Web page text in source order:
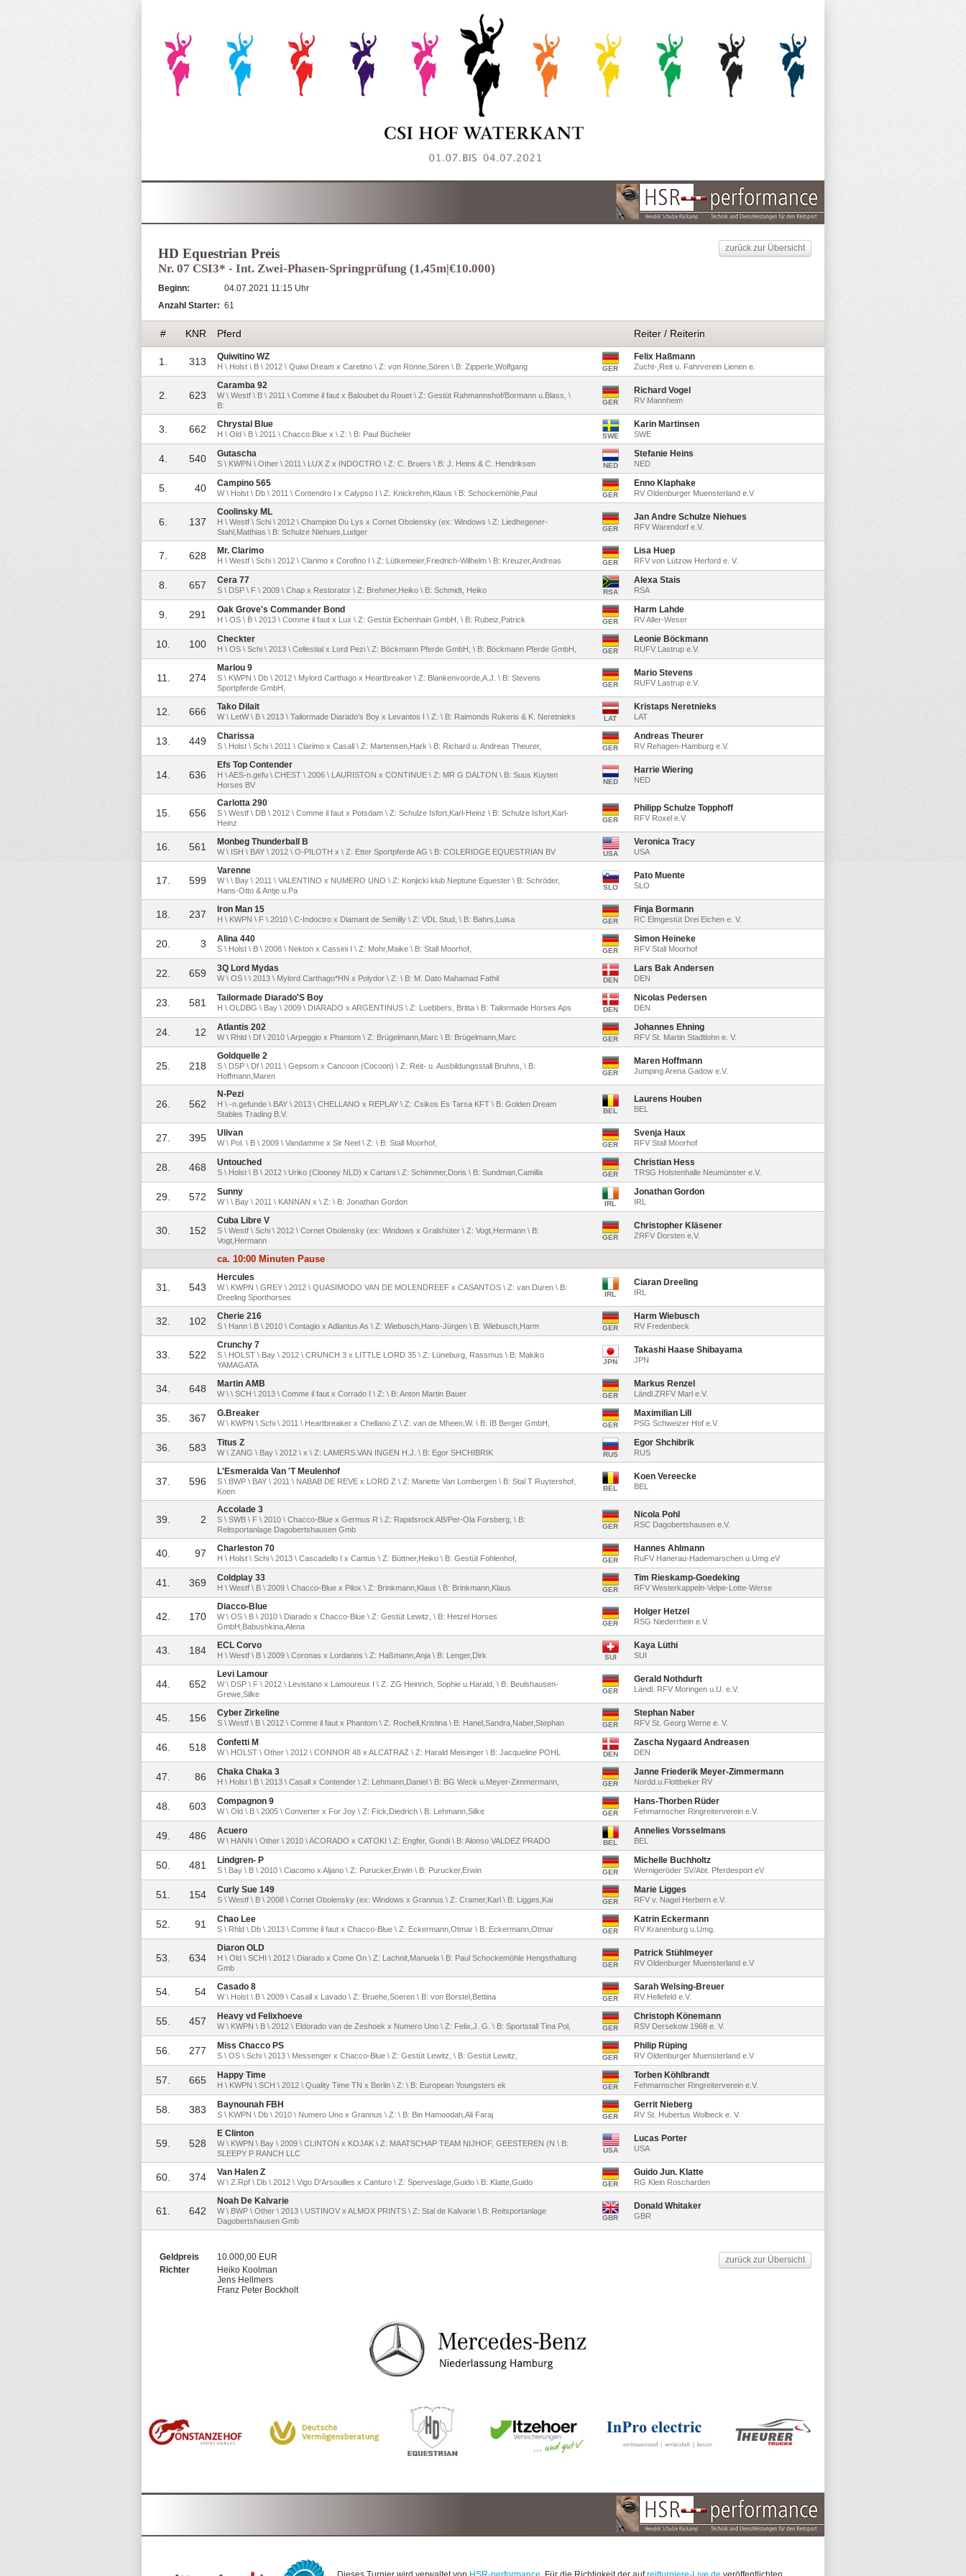
zurück zur Übersicht
HD Equestrian Preis
Nr. 07 CSI3* - Int. Zwei-Phasen-Springprüfung (1,45m|€10.000)
Beginn:
04.07.2021 11:15 Uhr
Anzahl Starter: 61
# KNR Pferd Reiter / Reiterin
1. 313 Quiwitino WZ
H \ Holst \ B \ 2012 \ Quiwi Dream x Caretino \ Z: von Rönne,Sören \ B: Zipperle,Wolfgang GER
Felix Haßmann
Zucht-,Reit u. Fahrverein Lienen e.
2. 623
Caramba 92
W \ Westf \ B \ 2011 \ Comme il faut x Baloubet du Rouet \ Z: Gestüt Rahmannshof/Bormann u.Blass, \
B:
GER
Richard Vogel
RV Mannheim
3. 662 Chrystal Blue
H \ Old \ B \ 2011 \ Chacco.Blue x \ Z: \ B: Paul Bücheler SWE
Karin Martinsen
SWE
4. 540 Gutascha
S \ KWPN \ Other \ 2011 \ LUX Z x INDOCTRO \ Z: C. Bruers \ B: J. Heins & C. Hendriksen NED
Stefanie Heins
NED
5. 40 Campino 565
W \ Holst \ Db \ 2011 \ Contendro I x Calypso I \ Z: Knickrehm,Klaus \ B: Schockemöhle,Paul GER
Enno Klaphake
RV Oldenburger Muensterland e.V
6. 137
Coolinsky ML
H \ Westf \ Schi \ 2012 \ Champion Du Lys x Cornet Obolensky (ex: Windows \ Z: Liedhegener-
Stahl,Matthias \ B: Schulze Niehues,Ludger
GER
Jan Andre Schulze Niehues
RFV Warendorf e.V.
7. 628 Mr. Clarimo
H \ Westf \ Schi \ 2012 \ Clarimo x Corofino I \ Z: Lütkemeier,Friedrich-Wilhelm \ B: Kreuzer,Andreas GER
Lisa Huep
RFV von Lützow Herford e. V.
8. 657 Cera 77
S \ DSP \ F \ 2009 \ Chap x Restorator \ Z: Brehmer,Heiko \ B: Schmidt, Heiko RSA
Alexa Stais
RSA
9. 291 Oak Grove's Commander Bond
H \ OS \ B \ 2013 \ Comme il faut x Lux \ Z: Gestüt Eichenhain GmbH, \ B: Rubeiz,Patrick GER
Harm Lahde
RV Aller-Weser
10. 100 Checkter
H \ OS \ Schi \ 2013 \ Cellestial x Lord Pezi \ Z: Böckmann Pferde GmbH, \ B: Böckmann Pferde GmbH, GER
Leonie Böckmann
RUFV Lastrup e.V.
11. 274
Marlou 9
S \ KWPN \ Db \ 2012 \ Mylord Carthago x Heartbreaker \ Z: Blankenvoorde,A.J. \ B: Stevens
Sportpferde GmbH,
GER
Mario Stevens
RUFV Lastrup e.V.
12. 666 Tako Dilait
W \ LetW \ B \ 2013 \ Tailormade Diarado's Boy x Levantos I \ Z: \ B: Raimonds Rukeris & K. Neretnieks LAT
Kristaps Neretnieks
LAT
13. 449 Charissa
S \ Holst \ Schi \ 2011 \ Clarimo x Casall \ Z: Martensen,Hark \ B: Richard u. Andreas Theurer, GER
Andreas Theurer
RV Rehagen-Hamburg e.V.
14. 636
Efs Top Contender
H \ AES-n.gefu \ CHEST \ 2006 \ LAURISTON x CONTINUE \ Z: MR G DALTON \ B: Suus Kuyten
Horses BV
NED
Harrie Wiering
NED
15. 656
Carlotta 290
S \ Westf \ DB \ 2012 \ Comme il faut x Potsdam \ Z: Schulze Isfort,Karl-Heinz \ B: Schulze Isfort,Karl-
Heinz
GER
Philipp Schulze Topphoff
RFV Roxel e.V.
16. 561 Monbeg Thunderball B
W \ ISH \ BAY \ 2012 \ O-PILOTH x \ Z: Etter Sportpferde AG \ B: COLERIDGE EQUESTRIAN BV USA
Veronica Tracy
USA
17. 599
Varenne
W \ \ Bay \ 2011 \ VALENTINO x NUMERO UNO \ Z: Konjicki klub Neptune Equester \ B: Schröder,
Hans-Otto & Antje u.Pa
SLO
Pato Muente
SLO
18. 237 Iron Man 15
H \ KWPN \ F \ 2010 \ C-Indoctro x Diamant de Semilly \ Z: VDL Stud, \ B: Bahrs,Luisa GER
Finja Bormann
RC Elmgestüt Drei Eichen e. V.
20. 3 Alina 440
S \ Holst \ B \ 2008 \ Nekton x Cassini I \ Z: Mohr,Maike \ B: Stall Moorhof, GER
Simon Heineke
RFV Stall Moorhof
22. 659 3Q Lord Mydas
W \ OS \ \ 2013 \ Mylord Carthago*HN x Polydor \ Z: \ B: M. Dato Mahamad Fathil DEN
Lars Bak Andersen
DEN
23. 581 Tailormade Diarado'S Boy
H \ OLDBG \ Bay \ 2009 \ DIARADO x ARGENTINUS \ Z: Luebbers, Britta \ B: Tailormade Horses Aps DEN
Nicolas Pedersen
DEN
24. 12 Atlantis 202
W \ Rhld \ Df \ 2010 \ Arpeggio x Phantom \ Z: Brügelmann,Marc \ B: Brügelmann,Marc GER
Johannes Ehning
RFV St. Martin Stadtlohn e. V.
25. 218
Goldquelle 2
S \ DSP \ Df \ 2011 \ Gepsom x Cancoon (Cocoon) \ Z: Reit- u. Ausbildungsstall Bruhns, \ B:
Hoffmann,Maren
GER
Maren Hoffmann
Jumping Arena Gadow e.V.
26. 562
N-Pezi
H \ -n.gefunde \ BAY \ 2013 \ CHELLANO x REPLAY \ Z: Csikos Es Tarsa KFT \ B: Golden Dream
Stables Trading B.V.
BEL
Laurens Houben
BEL
27. 395 Ulivan
W \ Pol. \ B \ 2009 \ Vandamme x Sir Neel \ Z: \ B: Stall Moorhof, GER
Svenja Haux
RFV Stall Moorhof
28. 468 Untouched
S \ Holst \ B \ 2012 \ Uriko (Clooney NLD) x Cartani \ Z: Schimmer,Doris \ B: Sundman,Camilla GER
Christian Hess
TRSG Holstenhalle Neumünster e.V.
29. 572 Sunny
W \ \ Bay \ 2011 \ KANNAN x \ Z: \ B: Jonathan Gordon IRL
Jonathan Gordon
IRL
30. 152
Cuba Libre V
S \ Westf \ Schi \ 2012 \ Cornet Obolensky (ex: Windows x Gralshüter \ Z: Vogt,Hermann \ B:
Vogt,Hermann
GER
Christopher Kläsener
ZRFV Dorsten e.V.
ca. 10:00 Minuten Pause
31. 543
Hercules
W \ KWPN \ GREY \ 2012 \ QUASIMODO VAN DE MOLENDREEF x CASANTOS \ Z: van Duren \ B:
Dreeling Sporthorses
IRL
Ciaran Dreeling
IRL
32. 102 Cherie 216
S \ Hann \ B \ 2010 \ Contagio x Adlantus As \ Z: Wiebusch,Hans-Jürgen \ B: Wiebusch,Harm GER
Harm Wiebusch
RV Fredenbeck
33. 522
Crunchy 7
S \ HOLST \ Bay \ 2012 \ CRUNCH 3 x LITTLE LORD 35 \ Z: Lüneburg, Rassmus \ B: Makiko
YAMAGATA
JPN
Takashi Haase Shibayama
JPN
34. 648 Martin AMB
W \ \ SCH \ 2013 \ Comme il faut x Corrado I \ Z: \ B: Anton Martin Bauer GER
Markus Renzel
Ländl.ZRFV Marl e.V.
35. 367 G.Breaker
W \ KWPN \ Schi \ 2011 \ Heartbreaker x Chellano Z \ Z: van de Mheen,W. \ B: IB Berger GmbH, GER
Maximilian Lill
PSG Schweizer Hof e.V.
36. 583 Titus Z
W \ ZANG \ Bay \ 2012 \ x \ Z: LAMERS.VAN INGEN H.J. \ B: Egor SHCHIBRIK RUS
Egor Shchibrik
RUS
37. 596
L'Esmeralda Van 'T Meulenhof
S \ BWP \ BAY \ 2011 \ NABAB DE REVE x LORD Z \ Z: Mariette Van Lombergen \ B: Stal T Ruytershof,
Koen
BEL
Koen Vereecke
BEL
39. 2
Accolade 3
S \ SWB \ F \ 2010 \ Chacco-Blue x Germus R \ Z: Rapidsrock AB/Per-Ola Forsberg, \ B:
Reitsportanlage Dagobertshausen Gmb
GER
Nicola Pohl
RSC Dagobertshausen e.V.
40. 97 Charleston 70
H \ Holst \ Schi \ 2013 \ Cascadello I x Cantus \ Z: Büttner,Heiko \ B: Gestüt Fohlenhof, GER
Hannes Ahlmann
RuFV Hanerau-Hademarschen u.Umg.eV
41. 369 Coldplay 33
H \ Westf \ B \ 2009 \ Chacco-Blue x Pilox \ Z: Brinkmann,Klaus \ B: Brinkmann,Klaus GER
Tim Rieskamp-Goedeking
RFV Westerkappeln-Velpe-Lotte-Werse
42. 170
Diacco-Blue
W \ OS \ B \ 2010 \ Diarado x Chacco-Blue \ Z: Gestüt Lewitz, \ B: Hetzel Horses
GmbH,Babushkina,Alena
GER
Holger Hetzel
RSG Niederrhein e.V.
43. 184 ECL Corvo
H \ Westf \ B \ 2009 \ Coronas x Lordanos \ Z: Haßmann,Anja \ B: Lenger,Dirk SUI
Kaya Lüthi
SUI
44. 652
Levi Lamour
W \ DSP \ F \ 2012 \ Levistano x Lamoureux I \ Z: ZG Heinrich, Sophie u.Harald, \ B: Beulshausen-
Grewe,Silke
GER
Gerald Nothdurft
Ländl. RFV Moringen u.U. e.V.
45. 156 Cyber Zirkeline
S \ Westf \ B \ 2012 \ Comme il faut x Phantom \ Z: Rochell,Kristina \ B: Hanel,Sandra,Naber,Stephan GER
Stephan Naber
RFV St. Georg Werne e. V.
46. 518 Confetti M
W \ HOLST \ Other \ 2012 \ CONNOR 48 x ALCATRAZ \ Z: Harald Meisinger \ B: Jacqueline POHL DEN
Zascha Nygaard Andreasen
DEN
47. 86 Chaka Chaka 3
H \ Holst \ B \ 2013 \ Casall x Contender \ Z: Lehmann,Daniel \ B: BG Weck u.Meyer-Zimmermann, GER
Janne Friederik Meyer-Zimmermann
Nordd.u.Flottbeker RV
48. 603 Compagnon 9
W \ Old \ B \ 2005 \ Converter x For Joy \ Z: Fick,Diedrich \ B: Lehmann,Silke GER
Hans-Thorben Rüder
Fehmarnscher Ringreiterverein e.V.
49. 486 Acuero
W \ HANN \ Other \ 2010 \ ACORADO x CATOKI \ Z: Engfer, Gundi \ B: Alonso VALDEZ PRADO BEL
Annelies Vorsselmans
BEL
50. 481 Lindgren- P
S \ Bay \ B \ 2010 \ Ciacomo x Aljano \ Z: Purucker,Erwin \ B: Purucker,Erwin GER
Michelle Buchholtz
Wernigeröder SV/Abt. Pferdesport eV
51. 154 Curly Sue 149
S \ Westf \ B \ 2008 \ Cornet Obolensky (ex: Windows x Grannus \ Z: Cramer,Karl \ B: Ligges,Kai GER
Marie Ligges
RFV v. Nagel Herbern e.V.
52. 91 Chao Lee
S \ Rhld \ Db \ 2013 \ Comme il faut x Chacco-Blue \ Z: Eckermann,Otmar \ B: Eckermann,Otmar GER
Katrin Eckermann
RV Kranenburg u.Umg.
53. 634
Diaron OLD
H \ Old \ SCHI \ 2012 \ Diarado x Come On \ Z: Lachnit,Manuela \ B: Paul Schockemöhle Hengsthaltung
Gmb
GER
Patrick Stühlmeyer
RV Oldenburger Muensterland e.V
54. 54 Casado 8
W \ Holst \ B \ 2009 \ Casall x Lavado \ Z: Bruehe,Soeren \ B: von Borstel,Bettina GER
Sarah Welsing-Breuer
RV Hellefeld e.V.
55. 457 Heavy vd Felixhoeve
W \ KWPN \ B \ 2012 \ Eldorado van de Zeshoek x Numero Uno \ Z: Felix,J. G. \ B: Sportstall Tina Pol, GER
Christoph Könemann
RSV Dersekow 1968 e. V.
56. 277 Miss Chacco PS
S \ OS \ Schi \ 2013 \ Messenger x Chacco-Blue \ Z: Gestüt Lewitz, \ B: Gestüt Lewitz, GER
Philip Rüping
RV Oldenburger Muensterland e.V
57. 665 Happy Time
H \ KWPN \ SCH \ 2012 \ Quality Time TN x Berlin \ Z: \ B: European Youngsters ek GER
Torben Köhlbrandt
Fehmarnscher Ringreiterverein e.V.
58. 383 Baynounah FBH
S \ KWPN \ Db \ 2010 \ Numero Uno x Grannus \ Z: \ B: Bin Hamoodah,Ali Faraj GER
Gerrit Nieberg
RV St. Hubertus Wolbeck e. V.
59. 528
E Clinton
W \ KWPN \ Bay \ 2009 \ CLINTON x KOJAK \ Z: MAATSCHAP TEAM NIJHOF, GEESTEREN (N \ B:
SLEEPY P RANCH LLC
USA
Lucas Porter
USA
60. 374 Van Halen Z
W \ Z.Rpf \ Db \ 2012 \ Vigo D'Arsouilles x Canturo \ Z: Sperveslage,Guido \ B: Klatte,Guido GER
Guido Jun. Klatte
RG Klein Roscharden
61. 642
Noah De Kalvarie
W \ BWP \ Other \ 2013 \ USTINOV x ALMOX PRINTS \ Z: Stal de Kalvarie \ B: Reitsportanlage
Dagobertshausen Gmb
GBR
Donald Whitaker
GBR
zurück zur Übersicht
Geldpreis
10.000,00 EUR
Richter
Heiko Koolman
Jens Hellmers
Franz Peter Bockholt